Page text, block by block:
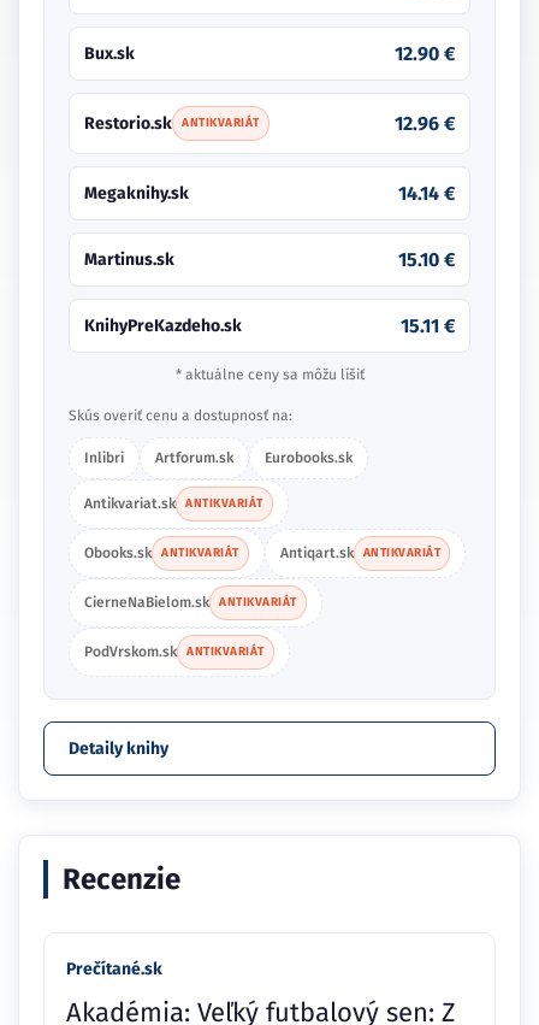
Bux.sk 12.90 €
Restorio.sk ANTIKVARIÁT 12.96 €
Megaknihy.sk 14.14 €
Martinus.sk 15.10 €
KnihyPreKazdeho.sk 15.11 €
* aktuálne ceny sa môžu líšiť
Skús overiť cenu a dostupnosť na:
Inlibri Artforum.sk Eurobooks.sk
Antikvariat.sk ANTIKVARIÁT
Obooks.sk ANTIKVARIÁT Antiqart.sk ANTIKVARIÁT
CierneNaBielom.sk ANTIKVARIÁT
PodVrskom.sk ANTIKVARIÁT
Detaily knihy
Recenzie
Prečítané.sk
Akadémia: Veľký futbalový sen: Z